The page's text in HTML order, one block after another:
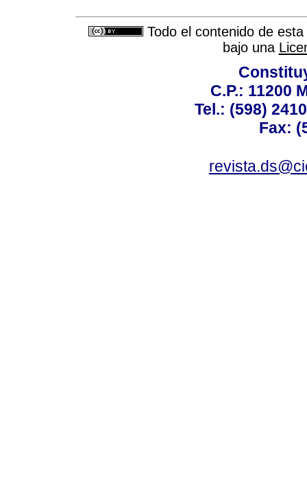
Todo el contenido de
bajo una
C.P.: 11200
Tel.: (598)
Fax: